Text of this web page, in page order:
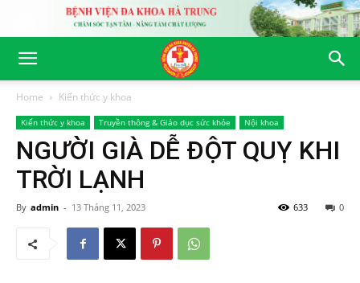
Home Kiến thức y khoa
Kiến thức y khoa Truyền thông & Giáo dục sức khỏe Nội khoa
NGƯỜI GIÀ DỄ ĐỘT QUỴ KHI
TRỜI LẠNH
By admin - 13 Tháng 11, 2023 0
633